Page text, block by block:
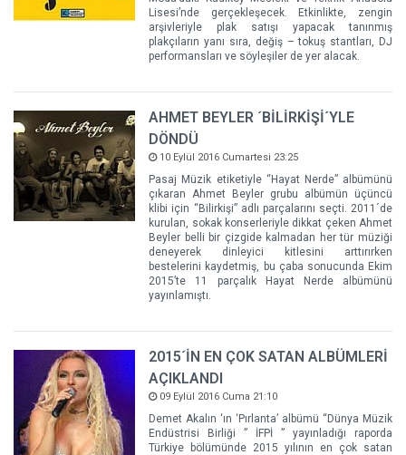
Lisesi’nde gerçekleşecek. Etkinlikte, zengin
arşivleriyle plak satışı yapacak tanınmış
plakçıların yanı sıra, değiş – tokuş stantları, DJ
performansları ve söyleşiler de yer alacak.
AHMET BEYLER ´BİLİRKİŞİ´YLE
DÖNDÜ
10 Eylül 2016 Cumartesi 23:25
Pasaj Müzik etiketiyle “Hayat Nerde” albümünü
çıkaran Ahmet Beyler grubu albümün üçüncü
klibi için “Bilirkişi” adlı parçalarını seçti. 2011´de
kurulan, sokak konserleriyle dikkat çeken Ahmet
Beyler belli bir çizgide kalmadan her tür müziği
deneyerek dinleyici kitlesini arttırırken
bestelerini kaydetmiş, bu çaba sonucunda Ekim
2015’te 11 parçalık Hayat Nerde albümünü
yayınlamıştı.
2015´İN EN ÇOK SATAN ALBÜMLERİ
AÇIKLANDI
09 Eylül 2016 Cuma 21:10
Demet Akalın ‘ın ‘Pırlanta’ albümü “Dünya Müzik
Endüstrisi Birliği ” İFPİ ” yayınladığı raporda
Türkiye bölümünde 2015 yılının en çok satan